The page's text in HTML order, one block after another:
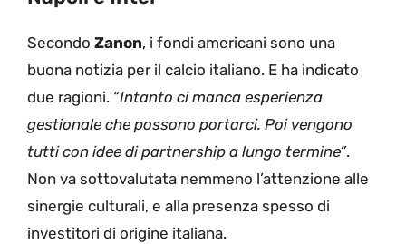
Secondo Zanon, i fondi americani sono una
buona notizia per il calcio italiano. E ha indicato
due ragioni. “Intanto ci manca esperienza
gestionale che possono portarci. Poi vengono
tutti con idee di partnership a lungo termine”.
Non va sottovalutata nemmeno l’attenzione alle
sinergie culturali, e alla presenza spesso di
investitori di origine italiana.